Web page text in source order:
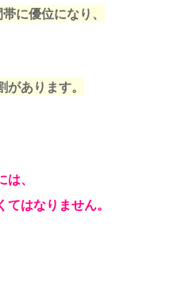
に優位になり、
あります。
、
はなりません。